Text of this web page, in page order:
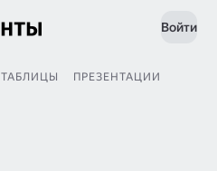
Войти
ТАБЛИЦЫ ПРЕЗЕНТАЦИИ